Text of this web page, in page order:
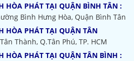
HÒA PHÁT TẠI QUẬN BÌNH TÂN :
Bình Hưng Hòa, Quận Bình Tân
HÒA PHÁT TẠI QUẬN TÂN
Thành, Q.Tân Phú, TP. HCM
HÒA PHÁT TẠI QUẬN TÂN BÌNH :